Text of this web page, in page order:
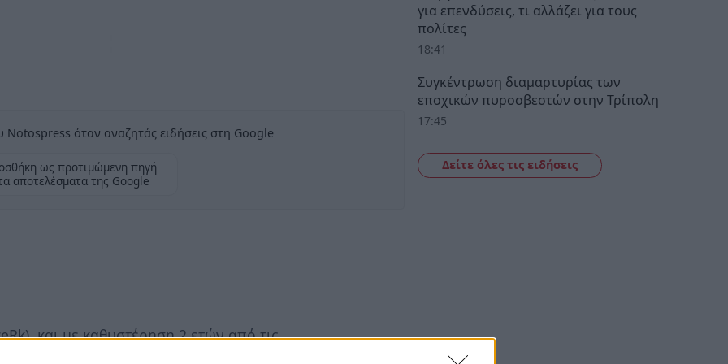
όταν αναζητάς ειδήσεις στη Google
ως προτιμώμενη πηγή
αποτελέσματα της Google
και με καθυστέρηση 2 ετών από τις
για επενδύσεις, τι αλλάζει για τους
πολίτες
18:41
Συγκέντρωση διαμαρτυρίας των
εποχικών πυροσβεστών στην Τρίπολη
17:45
Δείτε όλες τις ειδήσεις